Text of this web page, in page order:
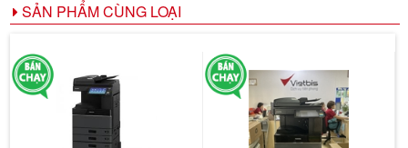
SẢN PHẨM CÙNG LOẠI